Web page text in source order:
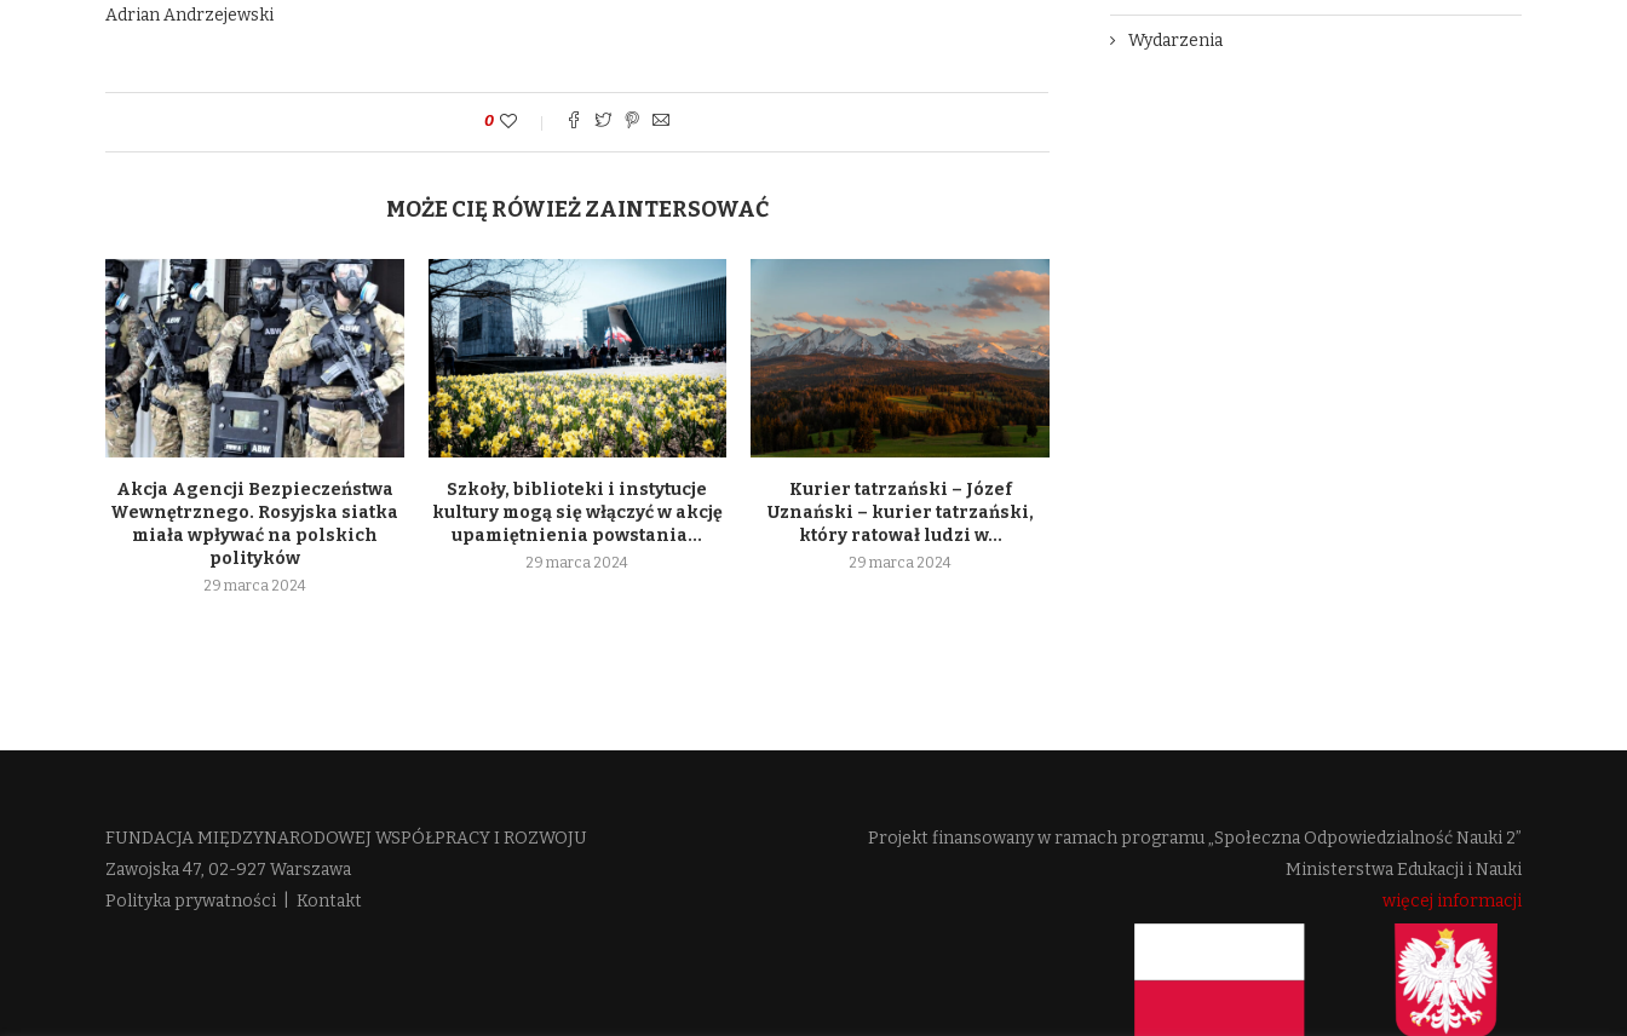
Adrian Andrzejewski
0
MOŻE CIĘ RÓWIEŻ ZAINTERSOWAĆ
Akcja Agencji Bezpieczeństwa
Wewnętrznego. Rosyjska siatka
miała wpływać na polskich
polityków
29 marca 2024
Szkoły, biblioteki i instytucje
kultury mogą się włączyć w akcję
upamiętnienia powstania...
29 marca 2024
Kurier tatrzański – Józef
Uznański – kurier tatrzański,
który ratował ludzi w...
29 marca 2024
Wydarzenia
FUNDACJA MIĘDZYNARODOWEJ WSPÓŁPRACY I ROZWOJU​
Zawojska 47, 02-927 Warszawa
Polityka prywatności
Kontakt
Projekt finansowany w ramach programu „Społeczna Odpowiedzialność Nauki 2”
Ministerstwa Edukacji i Nauki
więcej informacji